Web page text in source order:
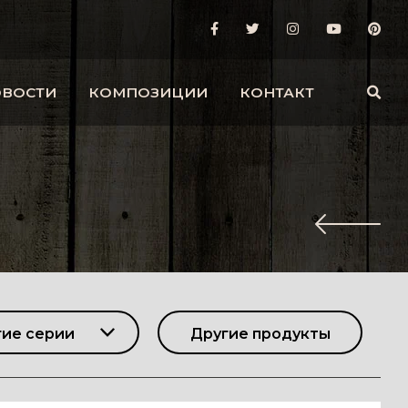
КОМПОЗИЦИИ КОНТАКТ
серии Другие продукты